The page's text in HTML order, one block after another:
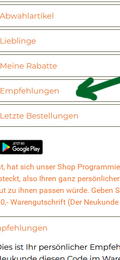
sich unser Shop
also Ihren ganz
zu ihnen passen würde.
Warengutschrift (Der